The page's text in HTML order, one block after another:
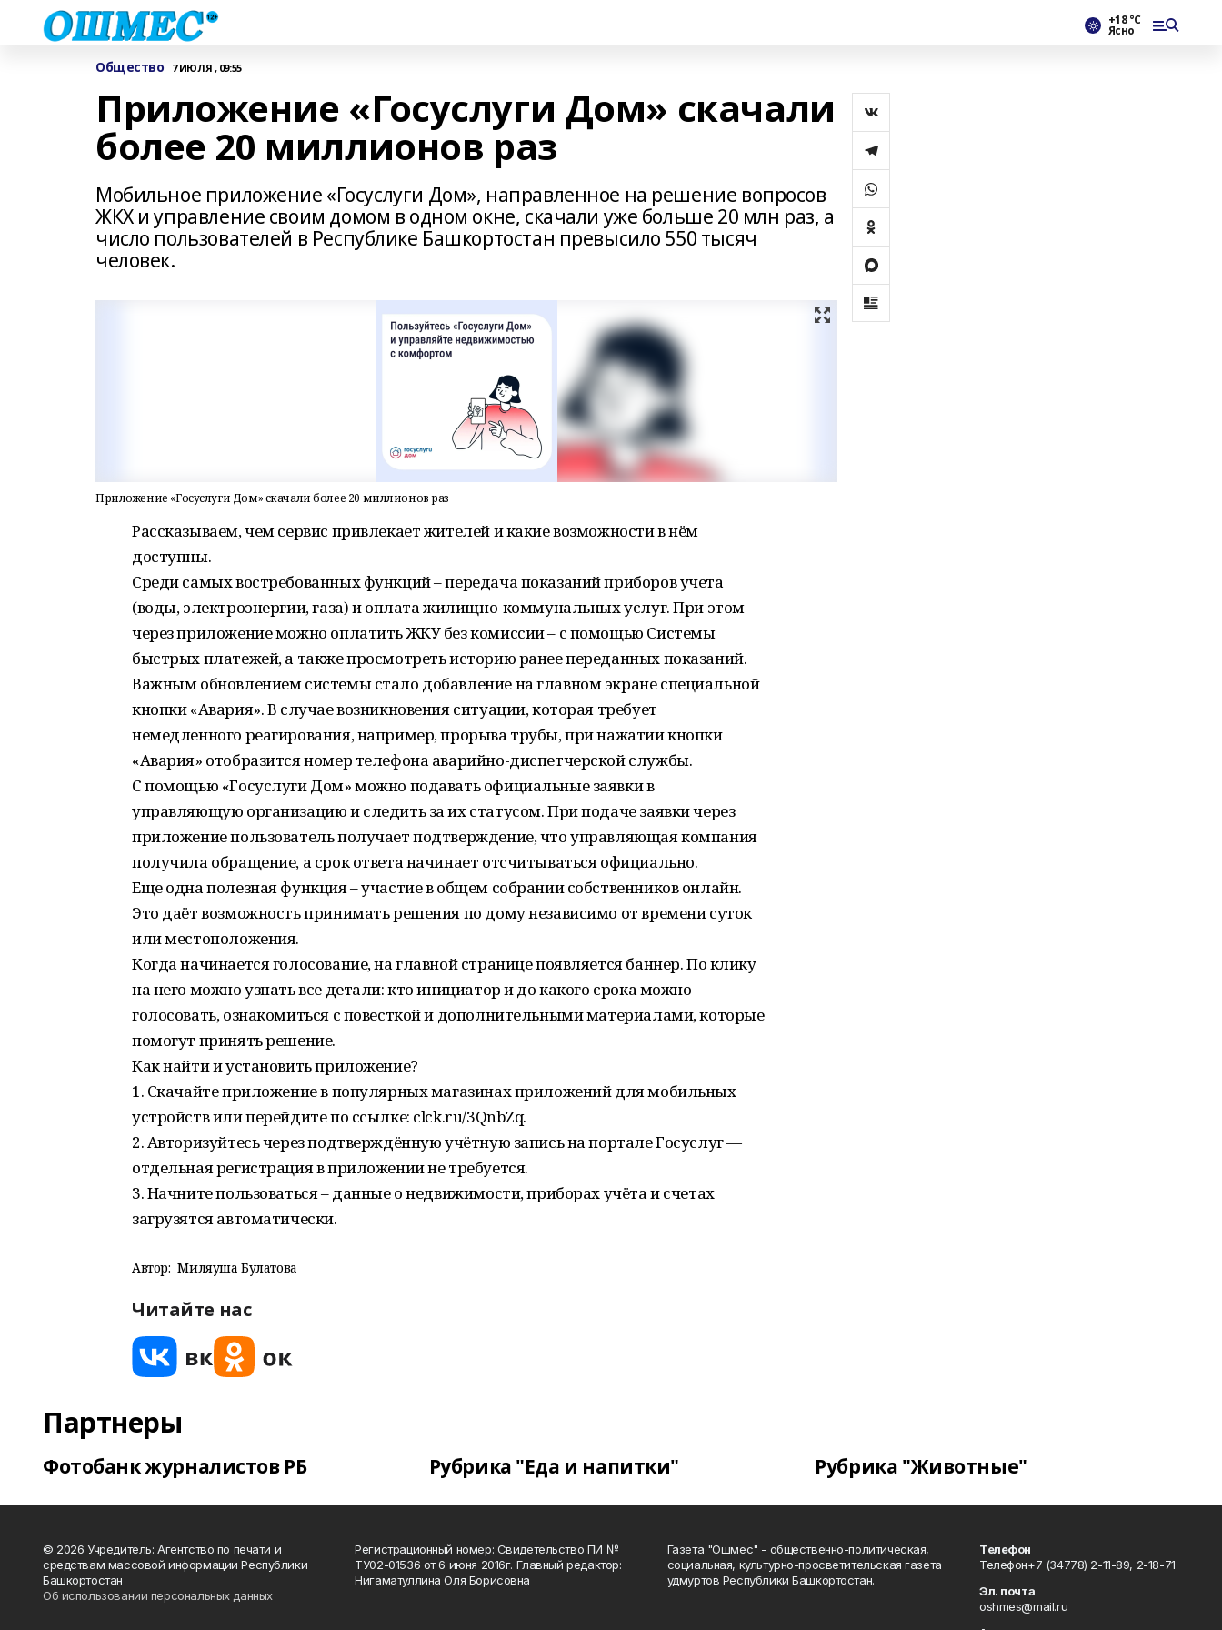
+18 °С
Ясно
Общество 7 ИЮЛЯ , 09:55
Приложение «Госуслуги Дом» скачали
более 20 миллионов раз
Мобильное приложение «Госуслуги Дом», направленное на решение вопросов
ЖКХ и управление своим домом в одном окне, скачали уже больше 20 млн раз, а
число пользователей в Республике Башкортостан превысило 550 тысяч
человек.
Приложение «Госуслуги Дом» скачали более 20 миллионов раз
Рассказываем, чем сервис привлекает жителей и какие возможности в нём
доступны.
Среди самых востребованных функций – передача показаний приборов учета
(воды, электроэнергии, газа) и оплата жилищно-коммунальных услуг. При этом
через приложение можно оплатить ЖКУ без комиссии – с помощью Системы
быстрых платежей, а также просмотреть историю ранее переданных показаний.
Важным обновлением системы стало добавление на главном экране специальной
кнопки «Авария». В случае возникновения ситуации, которая требует
немедленного реагирования, например, прорыва трубы, при нажатии кнопки
«Авария» отобразится номер телефона аварийно-диспетчерской службы.
С помощью «Госуслуги Дом» можно подавать официальные заявки в
управляющую организацию и следить за их статусом. При подаче заявки через
приложение пользователь получает подтверждение, что управляющая компания
получила обращение, а срок ответа начинает отсчитываться официально.
Еще одна полезная функция – участие в общем собрании собственников онлайн.
Это даёт возможность принимать решения по дому независимо от времени суток
или местоположения.
Когда начинается голосование, на главной странице появляется баннер. По клику
на него можно узнать все детали: кто инициатор и до какого срока можно
голосовать, ознакомиться с повесткой и дополнительными материалами, которые
помогут принять решение.
Как найти и установить приложение?
1. Скачайте приложение в популярных магазинах приложений для мобильных
устройств или перейдите по ссылке: clck.ru/3QnbZq.
2. Авторизуйтесь через подтверждённую учётную запись на портале Госуслуг —
отдельная регистрация в приложении не требуется.
3. Начните пользоваться – данные о недвижимости, приборах учёта и счетах
загрузятся автоматически.
Автор: Миляуша Булатова
Читайте нас
Партнеры
Фотобанк журналистов РБ Рубрика "Еда и напитки" Рубрика "Животные"
© 2026 Учредитель: Агентство по печати и
средствам массовой информации Республики
Башкортостан
Об использовании персональных данных
Регистрационный номер: Свидетельство ПИ №
ТУ02-01536 от 6 июня 2016г. Главный редактор:
Нигаматуллина Оля Борисовна
Газета "Ошмес" - общественно-политическая,
социальная, культурно-просветительская газета
удмуртов Республики Башкортостан.
Телефон
Телефон+7 (34778) 2-11-89, 2-18-71
Эл. почта
oshmes@mail.ru